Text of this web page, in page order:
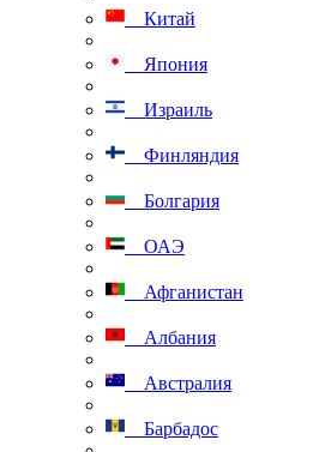
Китай
Япония
Израиль
Финляндия
Болгария
ОАЭ
Афганистан
Албания
Австралия
Барбадос